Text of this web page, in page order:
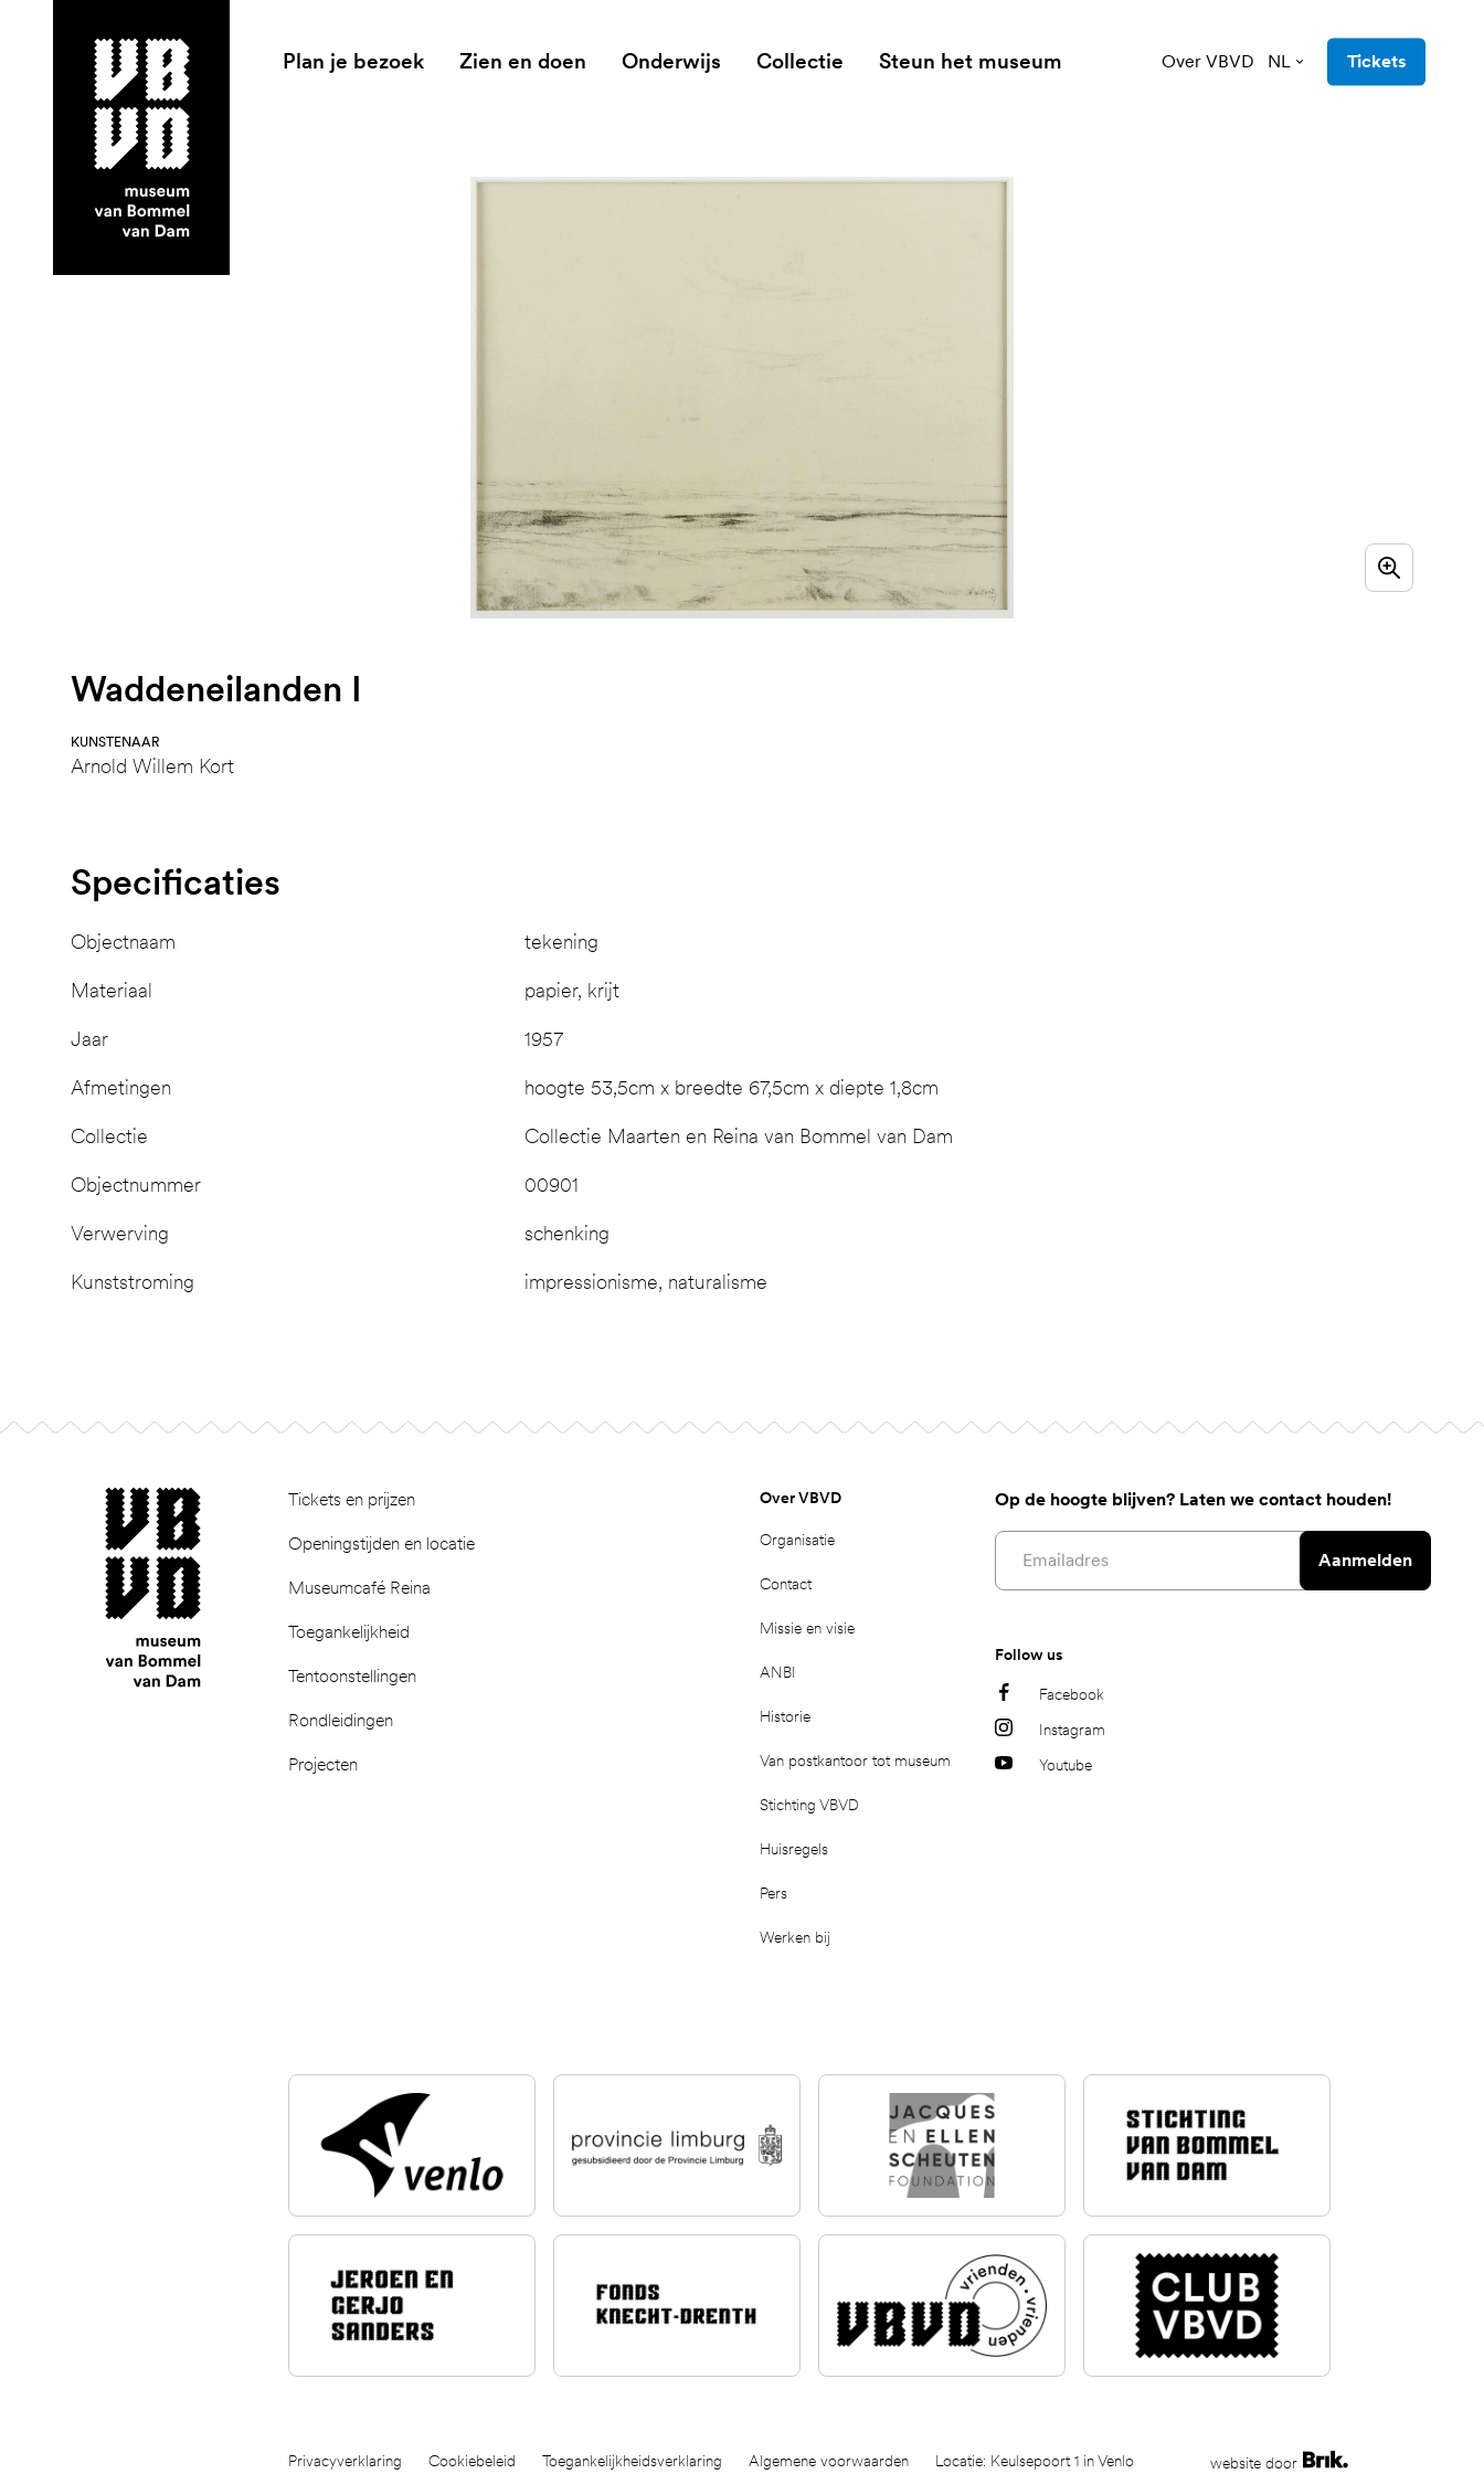
museum van Bommel van Dam
Plan je bezoek Zien en doen Onderwijs Collectie Steun het museum Over VBVD NL Tickets
Waddeneilanden I
KUNSTENAAR
Arnold Willem Kort
Specificaties
Objectnaam tekening
Materiaal papier, krijt
Jaar 1957
Afmetingen hoogte 53,5cm x breedte 67,5cm x diepte 1,8cm
Collectie Collectie Maarten en Reina van Bommel van Dam
Objectnummer 00901
Verwerving schenking
Kunststroming impressionisme, naturalisme
Tickets en prijzen
Openingstijden en locatie
Museumcafé Reina
Toegankelijkheid
Tentoonstellingen
Rondleidingen
Projecten
museum van Bommel van Dam Over VBVD
Organisatie
Contact
Missie en visie
ANBI
Historie
Van postkantoor tot museum
Stichting VBVD
Huisregels
Pers
Werken bij
Op de hoogte blijven? Laten we contact houden!
Email address
Aanmelden
Follow us
Facebook
Instagram
Youtube
Privacyverklaring Cookiebeleid Toegankelijkheidsverklaring Algemene voorwaarden Locatie: Keulsepoort 1 in Venlo website door